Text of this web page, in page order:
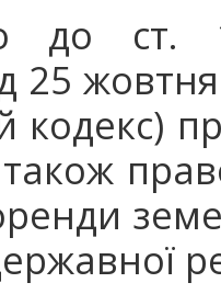
до ст.
25
кодекс)